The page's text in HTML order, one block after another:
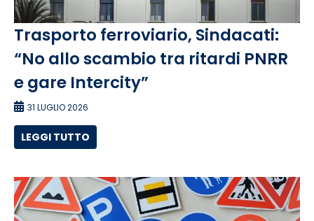
Trasporto ferroviario, Sindacati:
“No allo scambio tra ritardi PNRR
e gare Intercity”
31 LUGLIO 2026
LEGGI TUTTO